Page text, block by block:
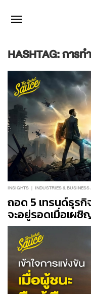
HASHTAG: การท
INSIGHTS INDUSTRIES & BUSINESS
ถอด 5 เทรนด์ธุรกิ
จะอยู่รอดเมื่อเผ